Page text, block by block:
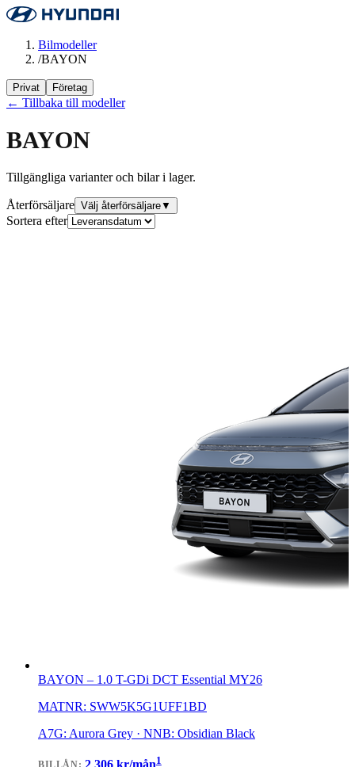
Bilmodeller
/BAYON
Privat Företag
← Tillbaka till modeller
BAYON
Tillgängliga varianter och bilar i lager.
Återförsäljare Välj återförsäljare▼
Sortera efter
BAYON – 1.0 T-GDi DCT Essential MY26
MATNR: SWW5K5G1UFF1BD
A7G: Aurora Grey · NNB: Obsidian Black
2 306kr/mån1